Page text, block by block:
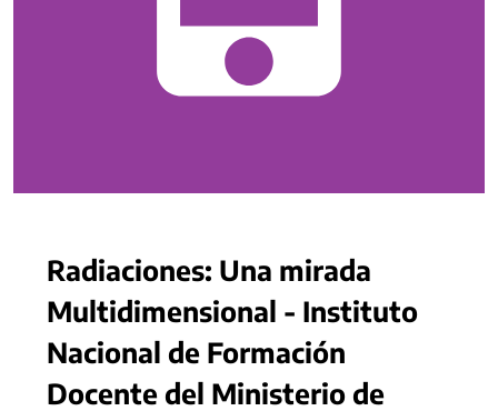
Radiaciones: Una mirada
Multidimensional - Instituto
Nacional de Formación
Docente del Ministerio de